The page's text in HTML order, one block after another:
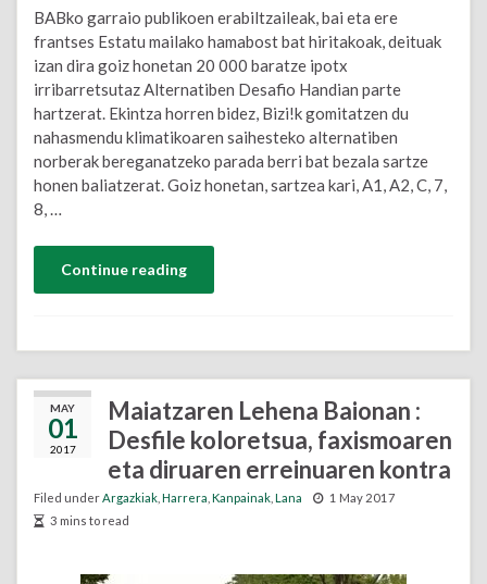
BABko garraio publikoen erabiltzaileak, bai eta ere
frantses Estatu mailako hamabost bat hiritakoak, deituak
izan dira goiz honetan 20 000 baratze ipotx
irribarretsutaz Alternatiben Desafio Handian parte
hartzerat. Ekintza horren bidez, Bizi!k gomitatzen du
nahasmendu klimatikoaren saihesteko alternatiben
norberak bereganatzeko parada berri bat bezala sartze
honen baliatzerat. Goiz honetan, sartzea kari, A1, A2, C, 7,
8, …
Continue reading
MAY
01
2017
Maiatzaren Lehena Baionan :
Desfile koloretsua, faxismoaren
eta diruaren erreinuaren kontra
Filed under Argazkiak Harrera Kanpainak Lana
1 May 2017
3 mins to read